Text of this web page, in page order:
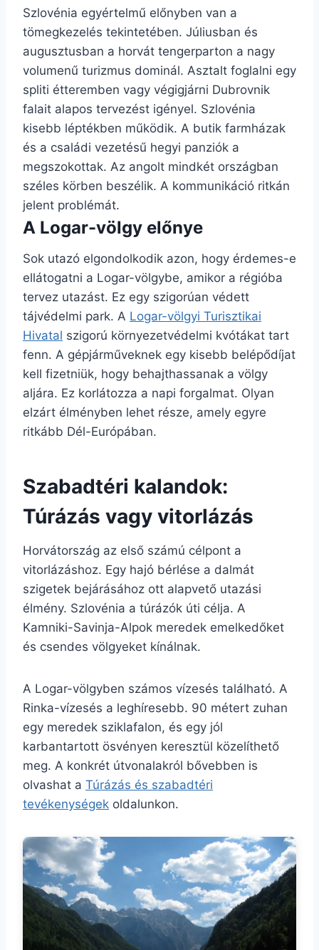
Szlovénia egyértelmű előnyben van a
tömegkezelés tekintetében. Júliusban és
augusztusban a horvát tengerparton a nagy
volumenű turizmus dominál. Asztalt foglalni egy
spliti étteremben vagy végigjárni Dubrovnik
falait alapos tervezést igényel. Szlovénia
kisebb léptékben működik. A butik farmházak
és a családi vezetésű hegyi panziók a
megszokottak. Az angolt mindkét országban
széles körben beszélik. A kommunikáció ritkán
jelent problémát.
A Logar-völgy előnye
Sok utazó elgondolkodik azon, hogy érdemes-e
ellátogatni a Logar-völgybe, amikor a régióba
tervez utazást. Ez egy szigorúan védett
tájvédelmi park. A Logar-völgyi Turisztikai
Hivatal szigorú környezetvédelmi kvótákat tart
fenn. A gépjárműveknek egy kisebb belépődíjat
kell fizetniük, hogy behajthassanak a völgy
aljára. Ez korlátozza a napi forgalmat. Olyan
elzárt élményben lehet része, amely egyre
ritkább Dél-Európában.
Szabadtéri kalandok:
Túrázás vagy vitorlázás
Horvátország az első számú célpont a
vitorlázáshoz. Egy hajó bérlése a dalmát
szigetek bejárásához ott alapvető utazási
élmény. Szlovénia a túrázók úti célja. A
Kamniki-Savinja-Alpok meredek emelkedőket
és csendes völgyeket kínálnak.
A Logar-völgyben számos vízesés található. A
Rinka-vízesés a leghíresebb. 90 métert zuhan
egy meredek sziklafalon, és egy jól
karbantartott ösvényen keresztül közelíthető
meg. A konkrét útvonalakról bővebben is
olvashat a Túrázás és szabadtéri
tevékenységek oldalunkon.